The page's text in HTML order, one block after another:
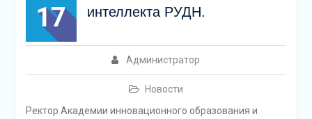
17
интеллекта РУДН.
Администратор
Новости
Ректор Академии инновационного образования и